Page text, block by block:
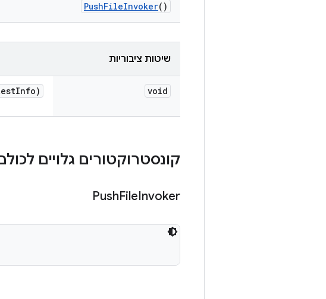
PushFileInvoker()
שיטות ציבוריות
void
Info)
קונסטרוקטורים גלויים
PushFileInvoker